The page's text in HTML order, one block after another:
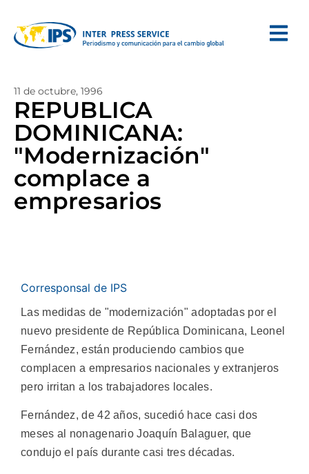
11 de octubre, 1996
REPUBLICA
DOMINICANA:
"Modernización"
complace a
empresarios
Corresponsal de IPS
Las medidas de "modernización" adoptadas por el
nuevo presidente de República Dominicana, Leonel
Fernández, están produciendo cambios que
complacen a empresarios nacionales y extranjeros
pero irritan a los trabajadores locales.
Fernández, de 42 años, sucedió hace casi dos
meses al nonagenario Joaquín Balaguer, que
condujo el país durante casi tres décadas.